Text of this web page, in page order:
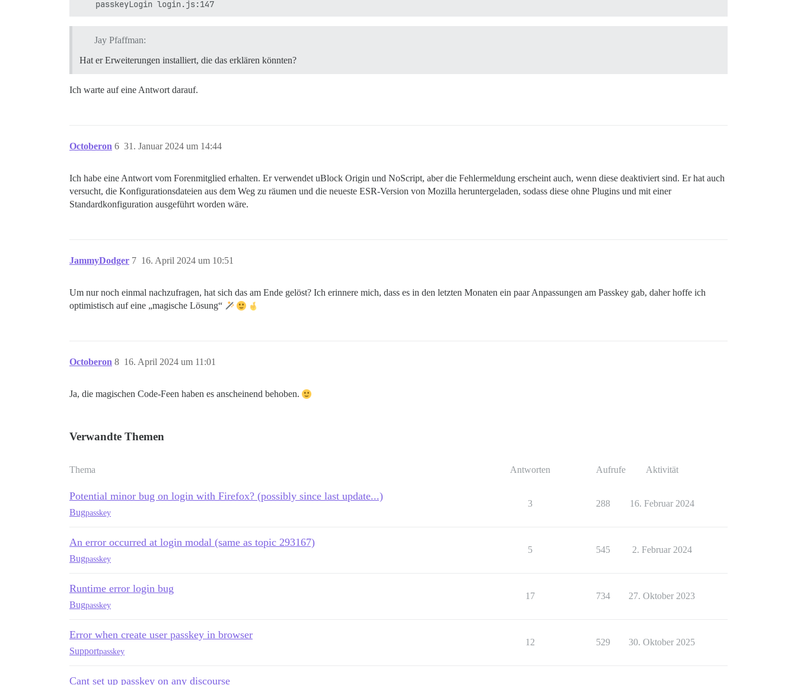
Jay Pfaffman:
Hat er Erweiterungen installiert, die das erklären könnten?
Ich warte auf eine Antwort darauf.
Octoberon 31. Januar 2024 um 14:44
6
Ich habe eine Antwort vom Forenmitglied erhalten. Er verwendet uBlock Origin und NoScript, aber die Fehlermeldung erscheint auch, wenn diese deaktiviert sind. Er hat auch
versucht, die Konfigurationsdateien aus dem Weg zu räumen und die neueste ESR-Version von Mozilla heruntergeladen, sodass diese ohne Plugins und mit einer
Standardkonfiguration ausgeführt worden wäre.
JammyDodger 16. April 2024 um 10:51
7
Um nur noch einmal nachzufragen, hat sich das am Ende gelöst? Ich erinnere mich, dass es in den letzten Monaten ein paar Anpassungen am Passkey gab, daher hoffe ich
optimistisch auf eine „magische Lösung“
Octoberon 16. April 2024 um 11:01
8
Ja, die magischen Code-Feen haben es anscheinend behoben.
Verwandte Themen
Thema Antworten Aufrufe Aktivität
Potential minor bug on login with Firefox? (possibly since last update...)
Bugpasskey
3 288 16. Februar 2024
An error occurred at login modal (same as topic 293167)
Bugpasskey
5 545 2. Februar 2024
Runtime error login bug
Bugpasskey
17 734 27. Oktober 2023
Error when create user passkey in browser
Supportpasskey
12 529 30. Oktober 2025
Cant set up passkey on any discourse